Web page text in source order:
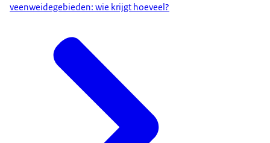
veenweidegebieden: wie krijgt hoeveel?